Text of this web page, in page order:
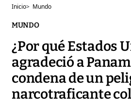
Inicio> Mundo
MUNDO
¿Por qué Estados
agradeció a
condena de un
narcotraficante